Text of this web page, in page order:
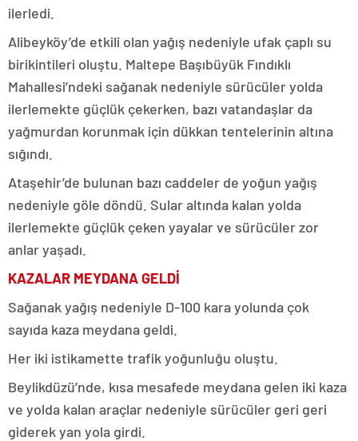
ilerledi.
Alibeyköy’de etkili olan yağış nedeniyle ufak çaplı su
birikintileri oluştu. Maltepe Başıbüyük Fındıklı
Mahallesi’ndeki sağanak nedeniyle sürücüler yolda
ilerlemekte güçlük çekerken, bazı vatandaşlar da
yağmurdan korunmak için dükkan tentelerinin altına
sığındı.
Ataşehir’de bulunan bazı caddeler de yoğun yağış
nedeniyle göle döndü. Sular altında kalan yolda
ilerlemekte güçlük çeken yayalar ve sürücüler zor
anlar yaşadı.
KAZALAR MEYDANA GELDİ
Sağanak yağış nedeniyle D-100 kara yolunda çok
sayıda kaza meydana geldi.
Her iki istikamette trafik yoğunluğu oluştu.
Beylikdüzü’nde, kısa mesafede meydana gelen iki kaza
ve yolda kalan araçlar nedeniyle sürücüler geri geri
giderek yan yola girdi.